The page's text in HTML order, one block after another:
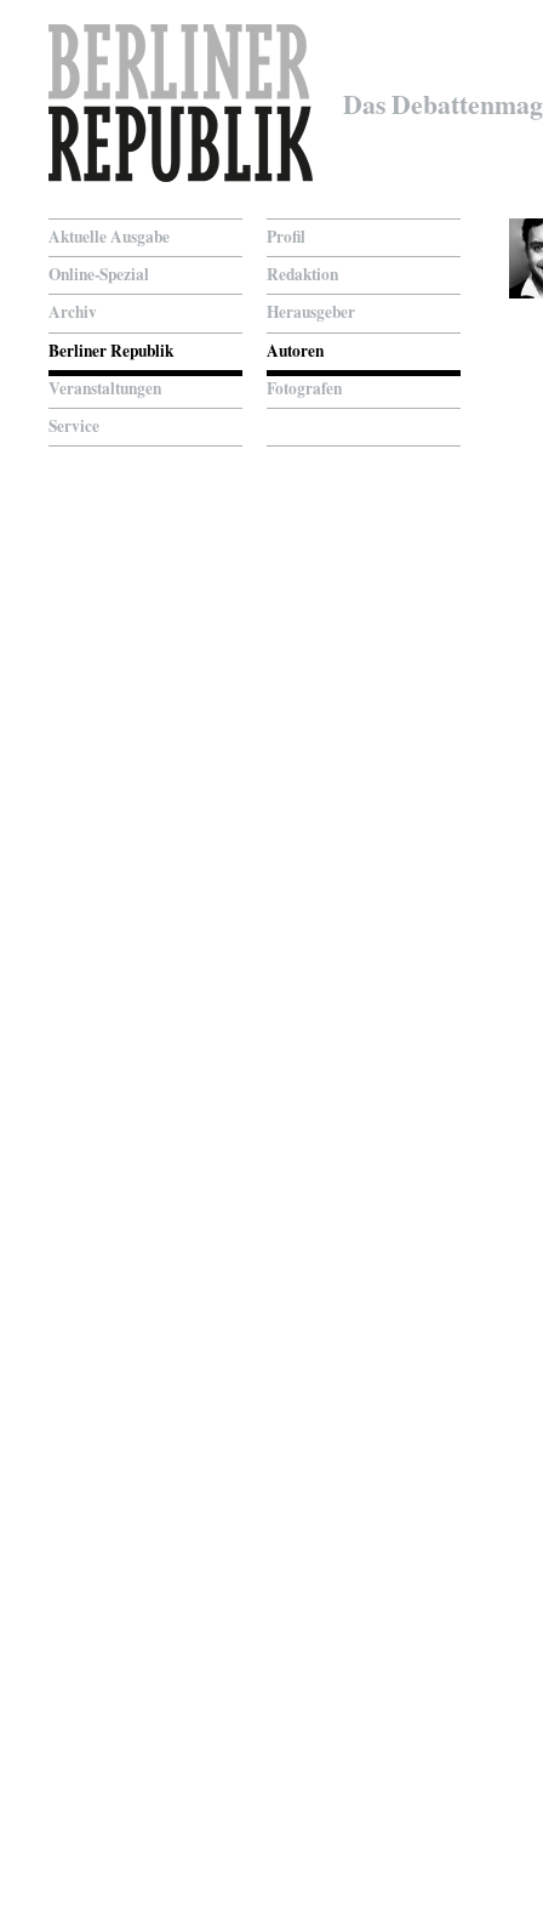
Das
Aktuelle Ausgabe
Online-Spezial
Archiv
Berliner Republik
Veranstaltungen
Service
Profil
Redaktion
Herausgeber
Autoren
Fotografen